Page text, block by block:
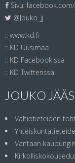
Sivu:
@Jouko_jj
:: www.kd.fi
:: KD Uusimaa
:: KD Facebookissa
:: KD Twitterissä
JOUKO
Valtiotieteiden
Vantaan